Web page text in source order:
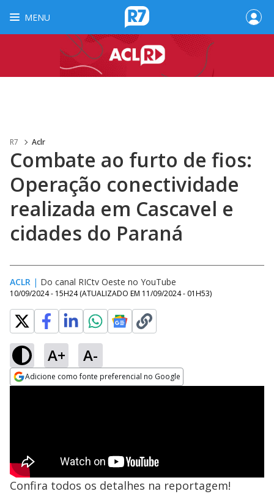
MENU
R7 Aclr
Combate ao furto de fios:
Operação conectividade
realizada em Cascavel e
cidades do Paraná
ACLR | Do canal RICtv Oeste no YouTube
10/09/2024 - 15H24 (ATUALIZADO EM 11/09/2024 - 01H53)
A+ A-
Adicione como fonte preferencial no Google
Confira todos os detalhes na reportagem!